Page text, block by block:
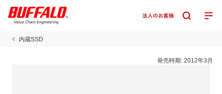
内蔵SSD
発売時期:2012年3月